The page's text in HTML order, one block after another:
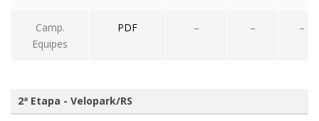
Camp.
Equipes
PDF – – –
2ª Etapa - Velopark/RS